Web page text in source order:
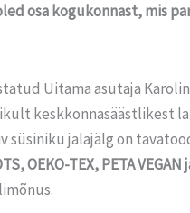
osa kogukonnast, mis
Uitama asutaja
keskkonnasäästlikest
süsiniku jalajälg on
OEKO-TEX, PETA VEGAN